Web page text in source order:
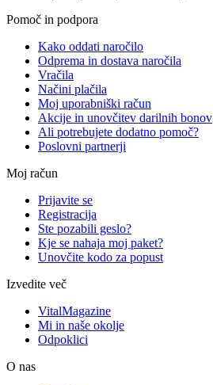
Pomoč in podpora
Kako oddati naročilo
Odprema in dostava naročila
Vračila
Načini plačila
Moj uporabniški račun
Akcije in unovčitev darilnih bonov
Ali potrebujete dodatno pomoč?
Poslovni partnerji
Moj račun
Prijavite se
Registracija
Ste pozabili geslo?
Kje se nahaja moj paket?
Unovčite kodo za popust
Izvedite več
VitalMagazine
Mi in naše okolje
Odpoklici
O nas